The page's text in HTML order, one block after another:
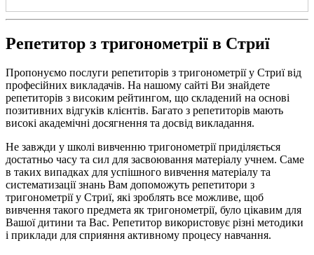
Репетитор з тригонометрії в Стриї
Пропонуємо послуги репетиторів з тригонометрії у Стриї від
професійних викладачів. На нашому сайті Ви знайдете
репетиторів з високим рейтингом, що складений на основі
позитивних відгуків клієнтів. Багато з репетиторів мають
високі академічні досягнення та досвід викладання.
Не завжди у школі вивченню тригонометрії приділяється
достатньо часу та сил для засвоювання матеріалу учнем. Саме
в таких випадках для успішного вивчення матеріалу та
систематизації знань Вам допоможуть репетитори з
тригонометрії у Стриї, які зроблять все можливе, щоб
вивчення такого предмета як тригонометрії, було цікавим для
Вашої дитини та Вас. Репетитор використовує різні методики
і приклади для сприяння активному процесу навчання.